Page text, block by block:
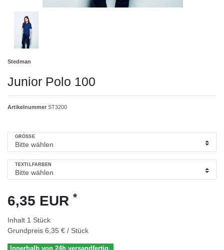
Stedman
Junior Polo 100
Artikelnummer ST3200
GRÖSSE
TEXTILFARBEN
6,35 EUR *
Inhalt 1 Stück
Grundpreis 6,35 € / Stück
Innerhalb von 24h versandfertig.